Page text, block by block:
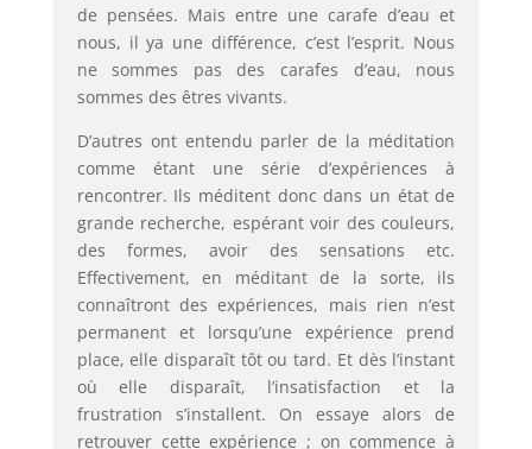
de pensées. Mais entre une carafe d’eau et
nous, il ya une différence, c’est l’esprit. Nous
ne sommes pas des carafes d’eau, nous
sommes des êtres vivants.
D’autres ont entendu parler de la méditation
comme étant une série d’expériences à
rencontrer. Ils méditent donc dans un état de
grande recherche, espérant voir des couleurs,
des formes, avoir des sensations etc.
Effectivement, en méditant de la sorte, ils
connaîtront des expériences, mais rien n’est
permanent et lorsqu’une expérience prend
place, elle disparaît tôt ou tard. Et dès l’instant
où elle disparaît, l’insatisfaction et la
frustration s’installent. On essaye alors de
retrouver cette expérience ; on commence à